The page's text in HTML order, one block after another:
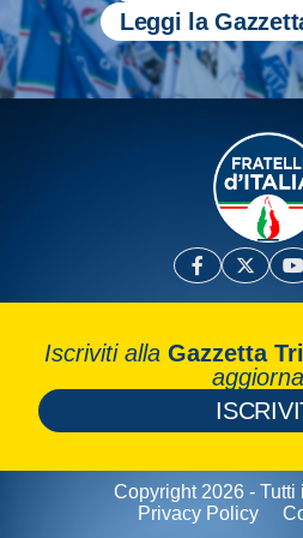
Leggi la
Iscriviti alla Gazzetta
Copyright 2026 - Tutti
Privacy Policy